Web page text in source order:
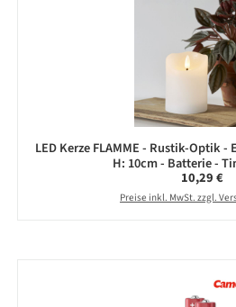
LED Kerze FLAMME - Rustik-Optik -
H: 10cm - Batterie -
Regulärer
10,29 €
Preise inkl. MwSt. zzgl.